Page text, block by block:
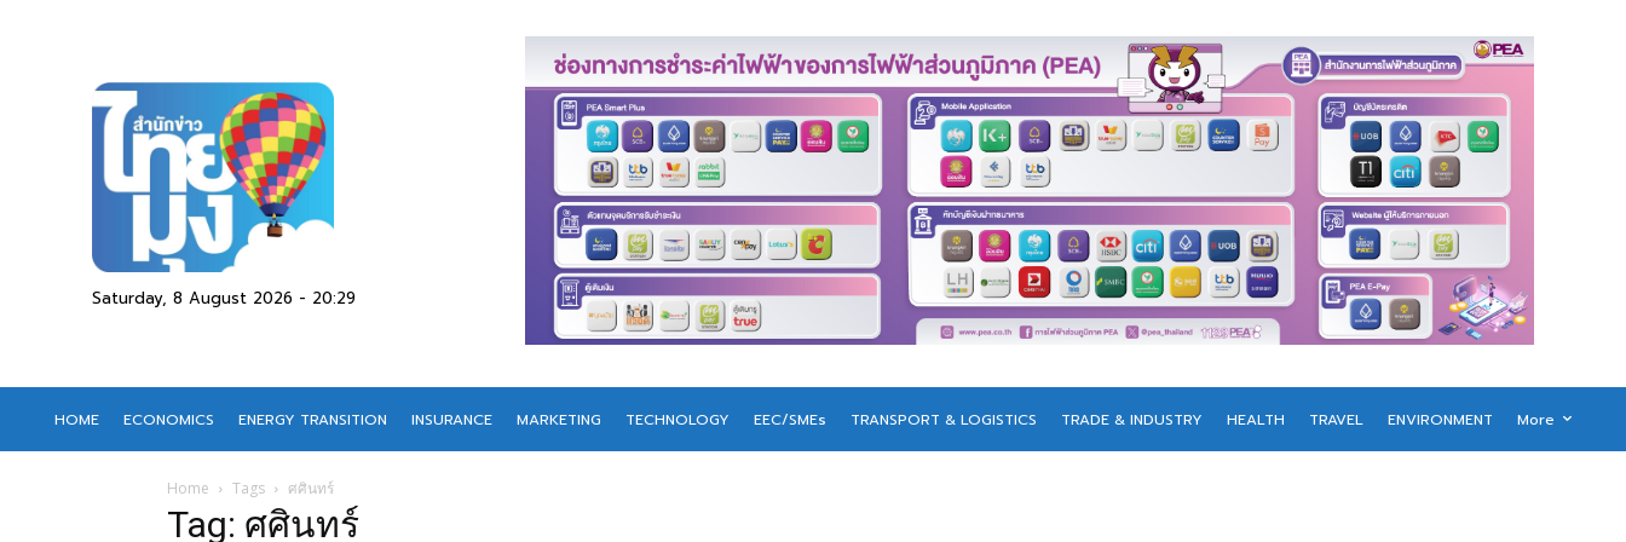
Saturday, 8 August 2026 - 20:29
HOME ECONOMICS ENERGY TRANSITION INSURANCE MARKETING TECHNOLOGY EEC/SMEs TRANSPORT & LOGISTICS TRADE & INDUSTRY HEALTH TRAVEL ENVIRONMENT More
Home Tags ศศินทร์
Tag: ศศินทร์